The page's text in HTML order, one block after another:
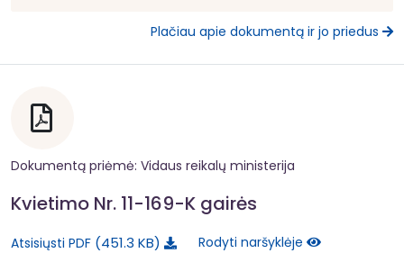
Plačiau apie dokumentą ir jo priedus
Dokumentą priėmė: Vidaus reikalų ministerija
Kvietimo Nr. 11-169-K gairės
Atsisiųsti PDF 451.3 KB Rodyti naršyklėje